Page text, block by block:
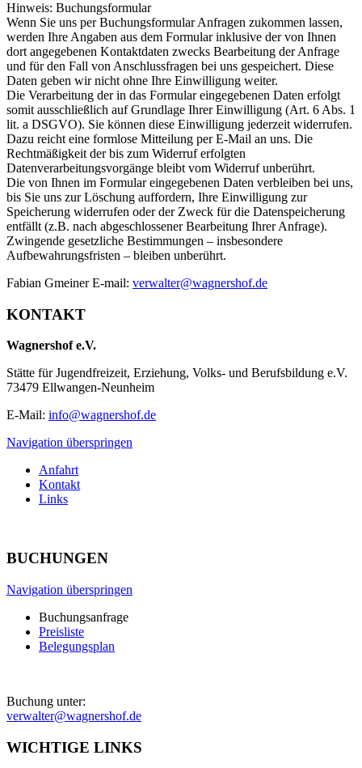
Hinweis: Buchungsformular
Wenn Sie uns per Buchungsformular Anfragen zukommen lassen,
werden Ihre Angaben aus dem Formular inklusive der von Ihnen
dort angegebenen Kontaktdaten zwecks Bearbeitung der Anfrage
und für den Fall von Anschlussfragen bei uns gespeichert. Diese
Daten geben wir nicht ohne Ihre Einwilligung weiter.
Die Verarbeitung der in das Formular eingegebenen Daten erfolgt
somit ausschließlich auf Grundlage Ihrer Einwilligung (Art. 6 Abs. 1
lit. a DSGVO). Sie können diese Einwilligung jederzeit widerrufen.
Dazu reicht eine formlose Mitteilung per E-Mail an uns. Die
Rechtmäßigkeit der bis zum Widerruf erfolgten
Datenverarbeitungsvorgänge bleibt vom Widerruf unberührt.
Die von Ihnen im Formular eingegebenen Daten verbleiben bei uns,
bis Sie uns zur Löschung auffordern, Ihre Einwilligung zur
Speicherung widerrufen oder der Zweck für die Datenspeicherung
entfällt (z.B. nach abgeschlossener Bearbeitung Ihrer Anfrage).
Zwingende gesetzliche Bestimmungen – insbesondere
Aufbewahrungsfristen – bleiben unberührt.
Fabian Gmeiner E-mail: verwalter@wagnershof.de
KONTAKT
Wagnershof e.V.
Stätte für Jugendfreizeit, Erziehung, Volks- und Berufsbildung e.V.
73479 Ellwangen-Neunheim
E-Mail: info@wagnershof.de
Navigation überspringen
Anfahrt
Kontakt
Links
BUCHUNGEN
Navigation überspringen
Buchungsanfrage
Preisliste
Belegungsplan
Buchung unter:
verwalter@wagnershof.de
WICHTIGE LINKS